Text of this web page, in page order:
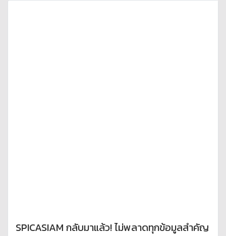
SPICASIAM กลับมาแล้ว! ไม่พลาดทุกข้อมูลสำคัญ